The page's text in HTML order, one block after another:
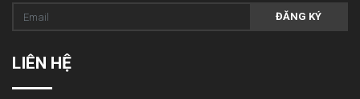
ĐĂNG KÝ
LIÊN HỆ